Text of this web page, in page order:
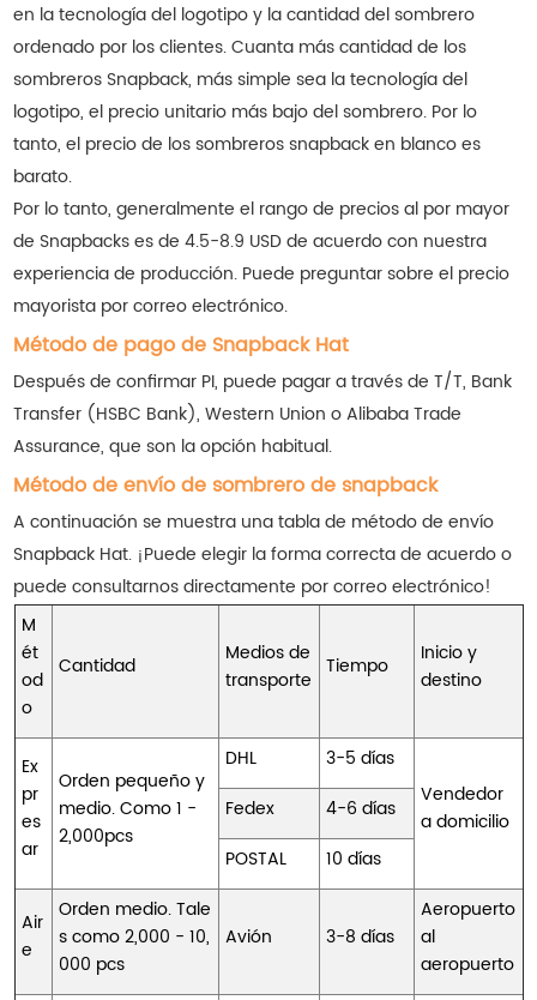
en la tecnología del logotipo y la cantidad del sombrero
ordenado por los clientes. Cuanta más cantidad de los
sombreros Snapback, más simple sea la tecnología del
logotipo, el precio unitario más bajo del sombrero. Por lo
tanto, el precio de los sombreros snapback en blanco es
barato.
Por lo tanto, generalmente el rango de precios al por mayor
de Snapbacks es de 4.5-8.9 USD de acuerdo con nuestra
experiencia de producción. Puede preguntar sobre el precio
mayorista por correo electrónico.
Método de pago de Snapback Hat
Después de confirmar PI, puede pagar a través de T/T, Bank
Transfer (HSBC Bank), Western Union o Alibaba Trade
Assurance, que son la opción habitual.
Método de envío de sombrero de snapback
A continuación se muestra una tabla de método de envío
Snapback Hat. ¡Puede elegir la forma correcta de acuerdo o
puede consultarnos directamente por correo electrónico!
M
ét
od
o
Cantidad
Medios de
transporte
Tiempo
Inicio y
destino
Ex
pr
es
ar
Orden pequeño y
medio. Como 1 -
2,000pcs
DHL
3-5 días
Vendedor
a domicilio
Fedex
4-6 días
POSTAL
10 días
Air
e
Orden medio. Tale
s como 2,000 - 10,
000 pcs
Avión 3-8 días
Aeropuerto
al
aeropuerto